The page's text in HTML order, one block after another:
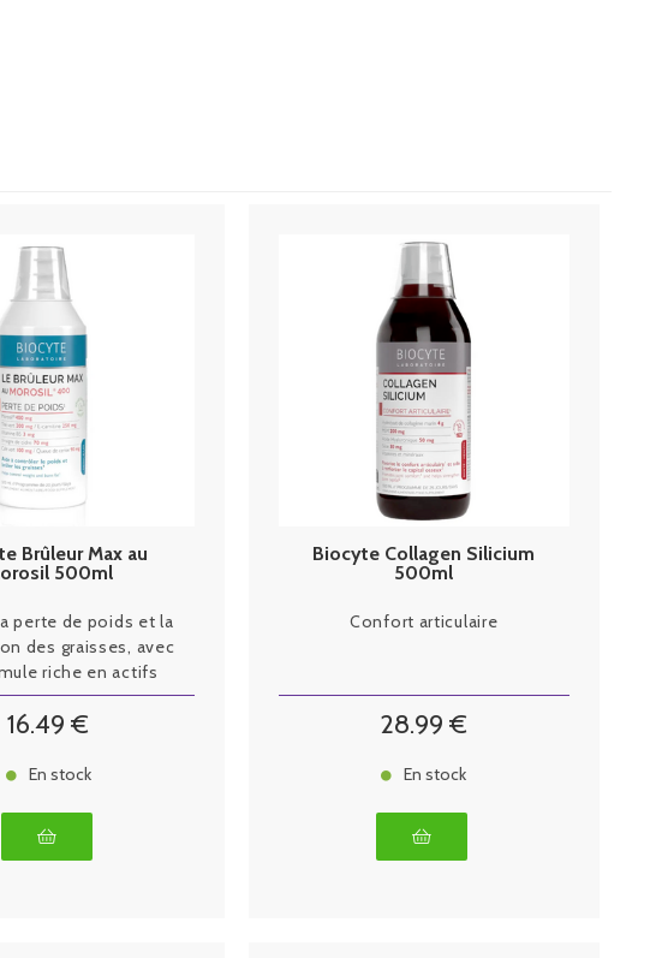
Brûleur Max au
500ml
perte de poids et la
des graisses, avec
riche en actifs
naturels.
16.49 €
En stock
Biocyte Collagen Silicium
500ml
Confort articulaire
28.99 €
En stock